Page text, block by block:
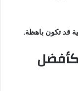
قد تكون باهظة.
كأفضل